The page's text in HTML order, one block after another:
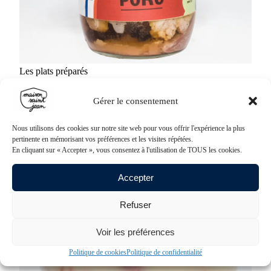
Gérer le consentement
Nous utilisons des cookies sur notre site web pour vous offrir l'expérience la plus
pertinente en mémorisant vos préférences et les visites répétées.
En cliquant sur « Accepter », vous consentez à l'utilisation de TOUS les cookies.
Accepter
Refuser
Voir les préférences
Politique de cookiesPolitique de confidentialité
Les plats préparés
12,90€
Ajouter au panier